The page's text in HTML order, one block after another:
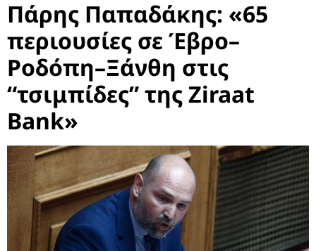
Πάρης Παπαδάκης: «65
περιουσίες σε Έβρο–
Ροδόπη–Ξάνθη στις
“τσιμπίδες” της Ziraat
Bank»